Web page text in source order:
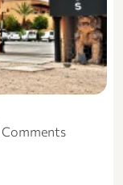
Comments